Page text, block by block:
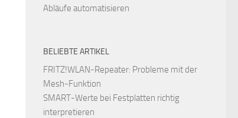
Abläufe automatisieren
BELIEBTE ARTIKEL
FRITZ!WLAN-Repeater: Probleme mit der
Mesh-Funktion
SMART-Werte bei Festplatten richtig
interpretieren